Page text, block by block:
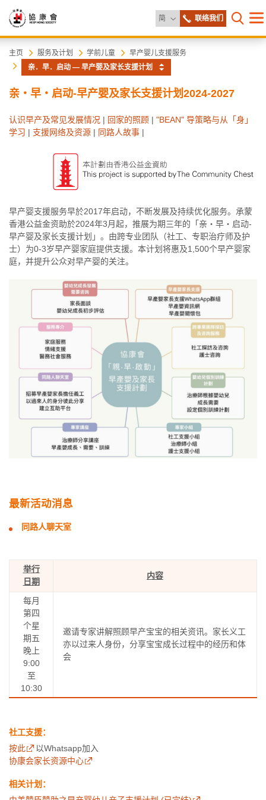
简 更改语言联络我们
打开目
协
康
会
主页 服务及计划 学前儿童
早产婴儿支援服务
亲．早．启动 ― 早产婴及家长支援计划
亲・早・启动-早产婴及家长支援计划2024-2027
认识早产及常见发展情况 | 回家的照顾 | "BEAN" 导策略与从「身」
学习 | 支援网络及资源 | 同路人故事 |
早产婴支援服务早於2017年启动，不断发展及持续优化服务。承蒙
香港公益金资助於2024年3月起，推展为期三年的「亲・早・启动-
早产婴及家长支援计划」。由跨专业团队（社工、专职治疗师及护
士）为0-3岁早产婴家庭提供支援。本计划将惠及1,500个早产婴家
庭，并提升公众对早产婴的关注。
最新活动消息
同路人聊天室
举行
日期
内容
每月
第四
个星
期五
晚上
9:00
至
10:30
邀请专家讲解照顾早产宝宝的相关资讯。家长义工
亦以过来人身份，分享宝宝成长过程中的经历和体
会
社工支援：
按此
以Whatsapp加入
协康会家长资源中心
相关计划：